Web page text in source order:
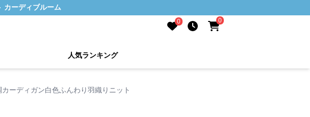
カーディブルーム
0 0
人気ランキング
ーディガン白色ふんわり羽織りニット